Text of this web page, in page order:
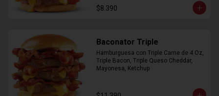
$8.390
Baconator Triple
Hamburguesa con Triple Carne de 4 Oz,
Triple Bacon, Triple Queso Cheddar,
Mayonesa, Ketchup